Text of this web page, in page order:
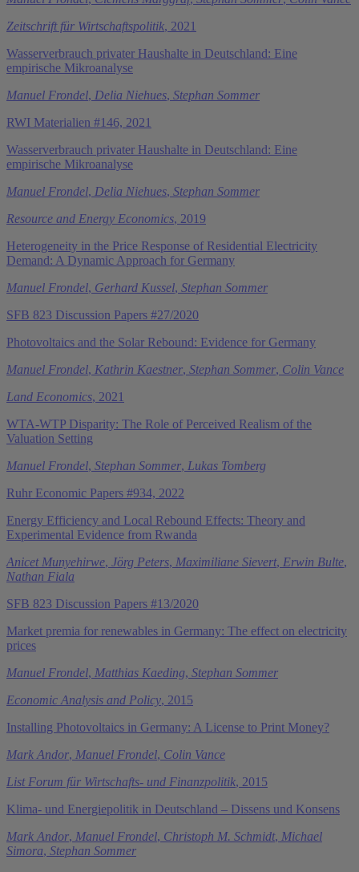
Zeitschrift für Wirtschaftspolitik, 2021
Wasserverbrauch privater Haushalte in Deutschland: Eine
empirische Mikroanalyse
Manuel Frondel, Delia Niehues, Stephan Sommer
RWI Materialien #146, 2021
Wasserverbrauch privater Haushalte in Deutschland: Eine
empirische Mikroanalyse
Manuel Frondel, Delia Niehues, Stephan Sommer
Resource and Energy Economics, 2019
Heterogeneity in the Price Response of Residential Electricity
Demand: A Dynamic Approach for Germany
Manuel Frondel, Gerhard Kussel, Stephan Sommer
SFB 823 Discussion Papers #27/2020
Photovoltaics and the Solar Rebound: Evidence for Germany
Manuel Frondel, Kathrin Kaestner, Stephan Sommer, Colin Vance
Land Economics, 2021
WTA-WTP Disparity: The Role of Perceived Realism of the
Valuation Setting
Manuel Frondel, Stephan Sommer, Lukas Tomberg
Ruhr Economic Papers #934, 2022
Energy Efficiency and Local Rebound Effects: Theory and
Experimental Evidence from Rwanda
Anicet Munyehirwe, Jörg Peters, Maximiliane Sievert, Erwin Bulte,
Nathan Fiala
SFB 823 Discussion Papers #13/2020
Market premia for renewables in Germany: The effect on electricity
prices
Manuel Frondel, Matthias Kaeding, Stephan Sommer
Economic Analysis and Policy, 2015
Installing Photovoltaics in Germany: A License to Print Money?
Mark Andor, Manuel Frondel, Colin Vance
List Forum für Wirtschafts- und Finanzpolitik, 2015
Klima- und Energiepolitik in Deutschland – Dissens und Konsens
Mark Andor, Manuel Frondel, Christoph M. Schmidt, Michael
Simora, Stephan Sommer